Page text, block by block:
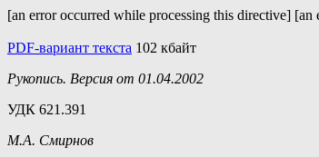
[an error occurred while processing this directive]
PDF-вариант текста 102 кбайт
Рукопись. Версия от 01.04.2002
УДК 621.391
М.А. Смирнов